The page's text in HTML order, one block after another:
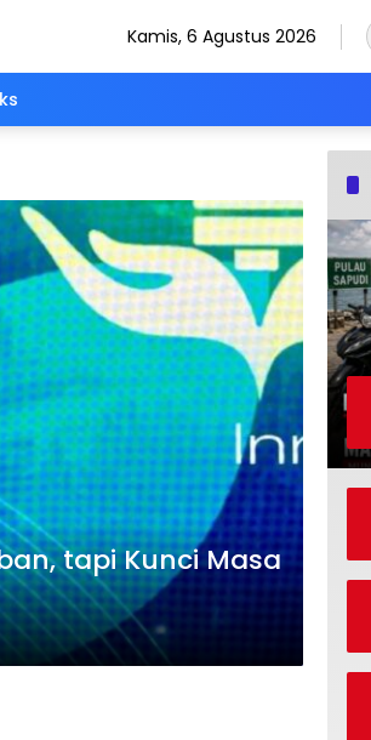
Kamis, 6 Agustus 2026
tapi Kunci Masa